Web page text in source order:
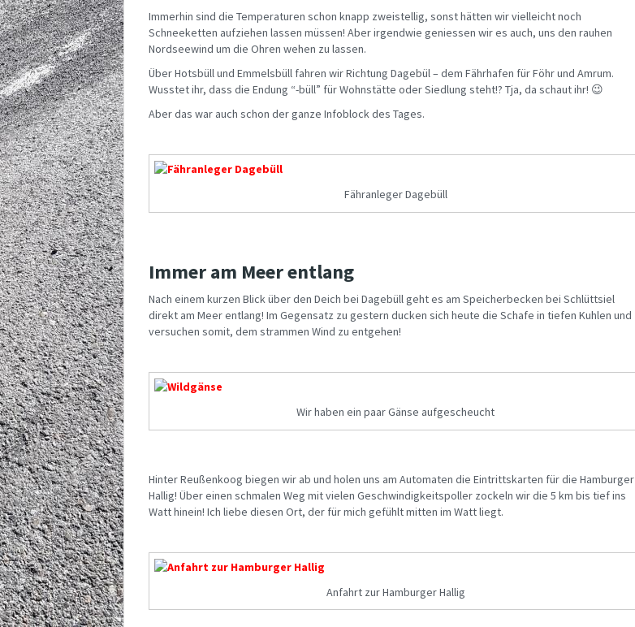
Immerhin sind die Temperaturen schon knapp zweistellig, sonst hätten wir vielleicht noch
Schneeketten aufziehen lassen müssen! Aber irgendwie geniessen wir es auch, uns den rauhen
Nordseewind um die Ohren wehen zu lassen.
Über Hotsbüll und Emmelsbüll fahren wir Richtung Dagebül – dem Fährhafen für Föhr und Amrum.
Wusstet ihr, dass die Endung “-büll” für Wohnstätte oder Siedlung steht!? Tja, da schaut ihr! 😉
Aber das war auch schon der ganze Infoblock des Tages.
Fähranleger Dagebüll
Immer am Meer entlang
Nach einem kurzen Blick über den Deich bei Dagebüll geht es am Speicherbecken bei Schlüttsiel
direkt am Meer entlang! Im Gegensatz zu gestern ducken sich heute die Schafe in tiefen Kuhlen und
versuchen somit, dem strammen Wind zu entgehen!
Wir haben ein paar Gänse aufgescheucht
Hinter Reußenkoog biegen wir ab und holen uns am Automaten die Eintrittskarten für die Hamburger
Hallig! Über einen schmalen Weg mit vielen Geschwindigkeitspoller zockeln wir die 5 km bis tief ins
Watt hinein! Ich liebe diesen Ort, der für mich gefühlt mitten im Watt liegt.
Anfahrt zur Hamburger Hallig